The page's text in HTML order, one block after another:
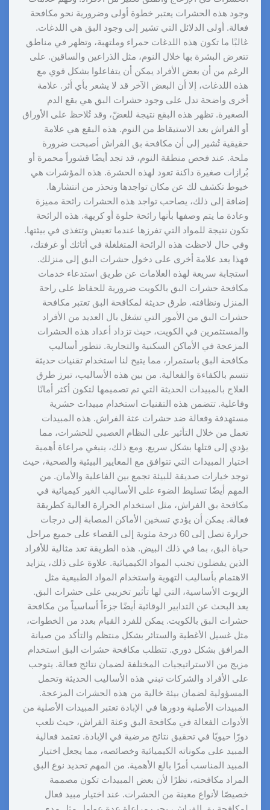
وجود هذه الحشرات يعتبر خطوة أولى وضرورية نحو مكافحة
فعالة. أولى الدلائل التي تشير إلى وجود البق هي اللدغات.
غالبًا ما تكون هذه اللدغات حمراء وملتهبة، وتظهر في مناطق
تتعرض البشرة بها خلال النوم، مثل الذراعين والساقين. على
الرغم من أن بعض الأفراد يمكن أن يتفاعلوا بشكل قوي مع
هذه اللدغات، إلا أن البعض الآخر قد لا يشعر بأي أثر. علامة
أخرى واضحة تدل على وجود حشرات البق هي بقع الدم
الصغيرة. تظهر هذه البقع نتيجة للعضّ، وقد تُلاحظ على الأوراق
أو الفراش بعد الاستيقاظ من النوم. هذه البقع هي علامة
حقيقية تُشير إلى أن مكافحة بق الفراش أصبحت ضرورة
ملحة. عند فحص منطقة النوم، قد تجد أيضًا قشوراً محمرة أو
بُرازات صغيرة داكنة تعود لهذه الحشرة. هذه المؤشرات هي
خيوط تكشف لك عن مكان تواجدها وتحذر من انتشارها.
إضافة إلى ذلك، يصاحب تواجد هذه الحشرات رائحة مميزة
وعادة ما يتم وصفها بأنها رائحة حلوة أو كريهة. هذه الرائحة
تكون نتيجة للمواد التي تفرزها عندما تعيش وتتغذى في بيئتها.
وفي حال لاحظت هذه الرائحة المتغلغلة في أثاثك أو غرفتك،
فهذا يعد علامة أخرى على دخول حشرات البق إلى منزلك.
استجابة سريعة لهذه العلامات عن طريق استدعاء خدمات
مكافحة حشرات البق بالكويت ضرورية للحفاظ على راحة
المنزل ونظافته. طرق حديثة لمكافحة البق تعتبر مكافحة
حشرات البق من الأمور التي تشغل بال العديد من الأفراد
والمستثمرين في الكويت، حيث تزداد أعداد هذه الحشرات
المزعجة في الأماكن السكنية والتجارية. تتطور أساليب
مكافحة البق باستمرار، مما يتيح لنا استخدام تقنيات حديثة
تتسم بالكفاءة والفعالية. من بين هذه الأساليب، تبرز طرق
العلاج بالمبيدات الحديثة التي تم تصميمها لتكون أكثر أمانًا
وفاعلية. تتضمن هذه التقنيات استخدام مبيدات حشرية
مستهدفة وفعالة ضد حشرات عثة الفراش. هذه المبيدات
تعمل من خلال التأثير على النظام العصبي للحشرات، مما
يؤدي إلى قتلها بشكل سريع. ومع ذلك، ينبغي مراعاة أهمية
اختيار المبيدات التي تتوافق مع المعايير البيئية والصحية، حيث
توجد خيارات صديقة للبيئة تجمع بين الفاعلية والأمان. من
المهم أيضًا تسليط الضوء على الأساليب الغير كيميائية في
مكافحة بق الفراش، مثل استخدام الحرارة العالية كطريقة
فعالة. يمكن أن يؤدي تسخين الأماكن المصابة إلى درجات
حرارة تصل إلى 60 درجة مئوية إلى القضاء على جميع مراحل
حياة البق، بما في ذلك البيض. هذه الطريقة تعد مثالية للأفراد
الذين يفضلون تجنب المواد الكيميائية. علاوة على ذلك، يتزايد
الاهتمام بأساليب التهوية واستخدام المواد الطبيعية مثل
الزيوت الأساسية، التي لها تأثير تخريبي على حشرات البق.
يعد البحث عن التدابير الوقائية أيضًا جزءاً أساسياً من مكافحة
حشرات البق بالكويت. يمكن للفرد القيام بعدد من الخطوات،
مثل غسيل الأغطية والستائر بشكل منتظم والتأكد من صيانة
المرافق بشكل دوري. تتطلب مكافحة حشرات البق استخدام
مزيج من الاستراتيجيات المختلفة لضمان نتائج فعالة. يتوجب
على الأفراد والشركات تبني هذه الأساليب الحديثة وتحمل
المسؤولية لضمان بيئة خالية من هذه الحشرات المزعجة.
المبيدات الأصلية ودورها في الإبادة تعتبر المبيدات الأصلية من
الأدوات الفعالة في مكافحة البق وعثة الفراش، حيث تلعب
دورًا حيويًا في تحقيق نتائج مرضية في الإبادة. تعتمد فعالية
المبيد على مكوناته الكيميائية وخصائصه، مما يجعل اختيار
المبيد المناسب أمرًا بالغ الأهمية. من المهم تحديد نوع البق
المراد مكافحته، نظرًا لأن بعض المبيدات تكون مصممة
خصيصًا لأنواع معينة من الحشرات. عند اختيار مبيد فعال